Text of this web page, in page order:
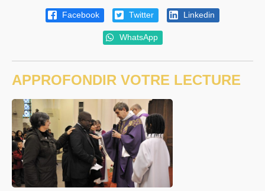
Facebook Twitter Linkedin
WhatsApp
APPROFONDIR VOTRE LECTURE